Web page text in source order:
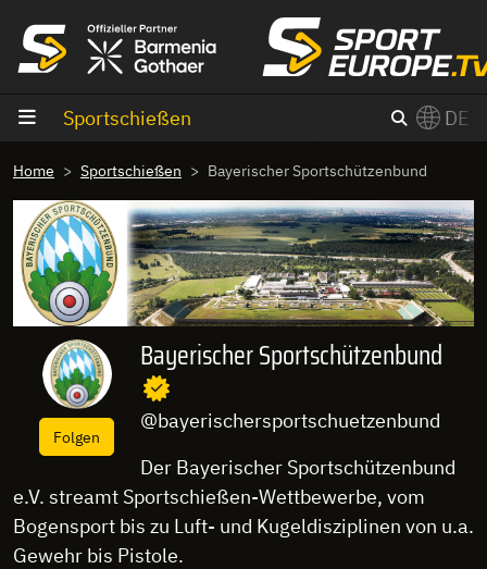
Sportschießen DE
Switch to English?
Home Sportschießen Bayerischer Sportschützenbund
Folgen
Bayerischer Sportschützenbund
@bayerischersportschuetzenbund
Der Bayerischer Sportschützenbund
e.V. streamt Sportschießen-Wettbewerbe, vom
Bogensport bis zu Luft- und Kugeldisziplinen von u.a.
Gewehr bis Pistole.